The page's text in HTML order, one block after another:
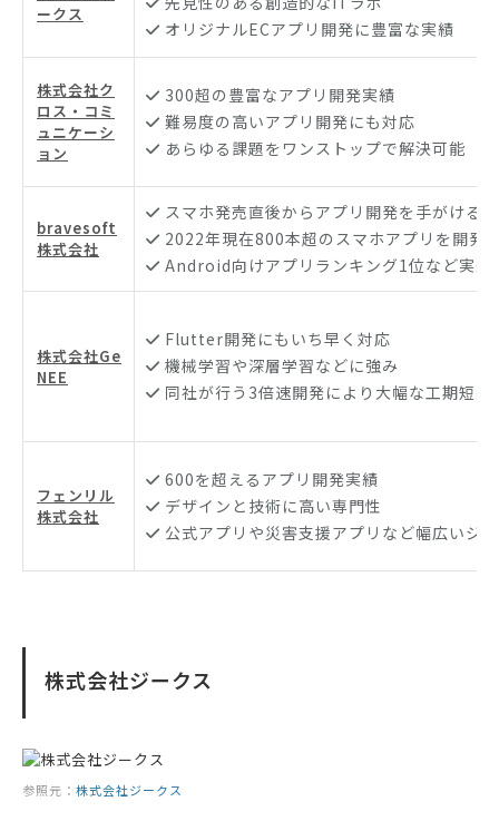
ークス
オリジナルECアプリ開発に豊富な実績
株式会社ク
ロス・コミ
ュニケーシ
ョン
300超の豊富なアプリ開発実績
難易度の高いアプリ開発にも対応
あらゆる課題をワンストップで解決可能
bravesoft
株式会社
スマホ発売直後からアプリ開発を手がける
2022年現在800本超のスマホアプリを開発
Android向けアプリランキング1位など実績
株式会社Ge
NEE
Flutter開発にもいち早く対応
機械学習や深層学習などに強み
同社が行う3倍速開発により大幅な工期短縮
フェンリル
株式会社
600を超えるアプリ開発実績
デザインと技術に高い専門性
公式アプリや災害支援アプリなど幅広いジ
株式会社ジークス
参照元： 株式会社ジークス